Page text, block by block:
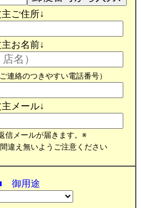
ご住所↓
お名前↓
ご連絡のつきやすい電話番号）
メール↓
信メールが届きます。※
違え無いようご注意ください
用途